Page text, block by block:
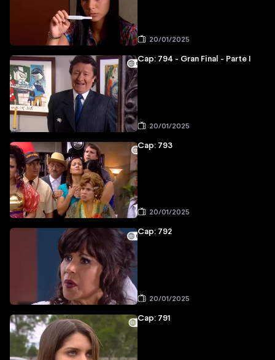
20/01/2025
Cap: 794 - Gran Final - Parte I
20/01/2025
Cap: 793
20/01/2025
Cap: 792
20/01/2025
Cap: 791